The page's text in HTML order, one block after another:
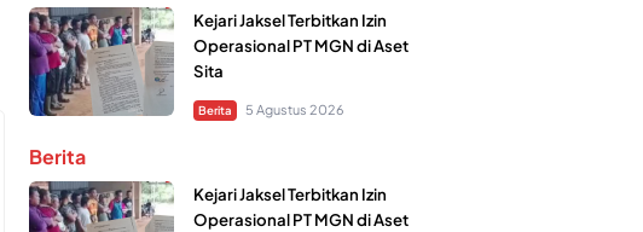
Kejari Jaksel Terbitkan Izin
Operasional PT MGN di Aset
Sita
Berita 5 Agustus 2026
Berita
Kejari Jaksel Terbitkan Izin
Operasional PT MGN di Aset